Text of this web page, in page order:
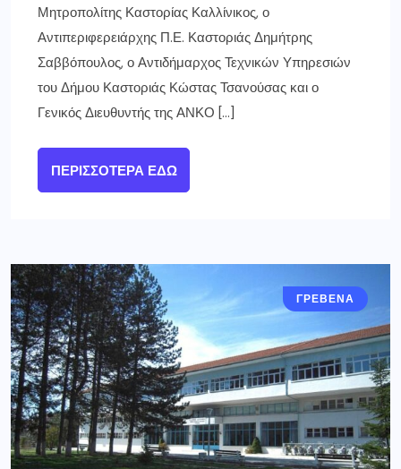
Μητροπολίτης Καστορίας Καλλίνικος, ο
Αντιπεριφερειάρχης Π.Ε. Καστοριάς Δημήτρης
Σαββόπουλος, ο Αντιδήμαρχος Τεχνικών Υπηρεσιών
του Δήμου Καστοριάς Κώστας Τσανούσας και ο
Γενικός Διευθυντής της ΑΝΚΟ […]
ΠΕΡΙΣΣΌΤΕΡΑ ΕΔΏ
ΓΡΕΒΕΝΑ